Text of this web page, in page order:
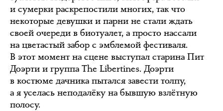
и сумерки раскрепостили многих, так что
некоторые девушки и парни не стали ждать
своей очереди в биотуалет, а просто нассали
на цветастый забор с эмблемой фестиваля.
В этот момент на сцене выступал старина Пит
Доэрти и группа The Libertines. Доэрти
в костюме дачника пытался завести толпу,
а я уселась неподалёку на бывшую взлётную
полосу.